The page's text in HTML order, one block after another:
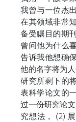
我曾与一位杰
在其领域非常
备受瞩目的期
曾问他为什么
告诉我他想确
他的名字将为
研究所剩下的
表科学论文的
过一份研究论
究想法， (2)